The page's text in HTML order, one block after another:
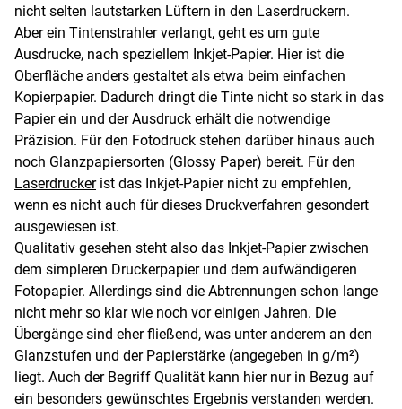
nicht selten lautstarken Lüftern in den Laserdruckern.
Aber ein Tintenstrahler verlangt, geht es um gute
Ausdrucke, nach speziellem Inkjet-Papier. Hier ist die
Oberfläche anders gestaltet als etwa beim einfachen
Kopierpapier. Dadurch dringt die Tinte nicht so stark in das
Papier ein und der Ausdruck erhält die notwendige
Präzision. Für den Fotodruck stehen darüber hinaus auch
noch Glanzpapiersorten (Glossy Paper) bereit. Für den
Laserdruckerist das Inkjet-Papier nicht zu empfehlen,
wenn es nicht auch für dieses Druckverfahren gesondert
ausgewiesen ist.
Qualitativ gesehen steht also das Inkjet-Papier zwischen
dem simpleren Druckerpapier und dem aufwändigeren
Fotopapier. Allerdings sind die Abtrennungen schon lange
nicht mehr so klar wie noch vor einigen Jahren. Die
Übergänge sind eher fließend, was unter anderem an den
Glanzstufen und der Papierstärke (angegeben in g/m²)
liegt. Auch der Begriff Qualität kann hier nur in Bezug auf
ein besonders gewünschtes Ergebnis verstanden werden.